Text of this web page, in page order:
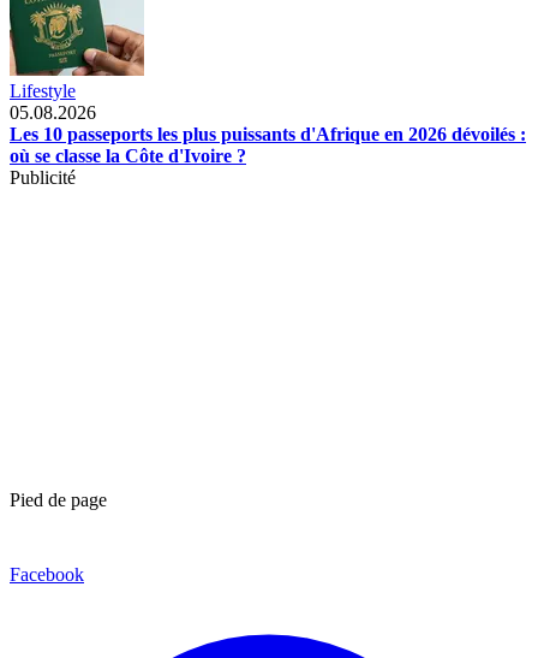
Lifestyle
05.08.2026
Les 10 passeports les plus puissants d'Afrique en 2026 dévoilés :
où se classe la Côte d'Ivoire ?
Publicité
Pied de page
Facebook